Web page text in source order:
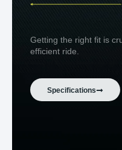
Getting the right fit is
efficient ride.
Specifications